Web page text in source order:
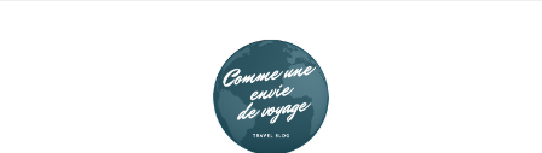
Comme
une
envie
de